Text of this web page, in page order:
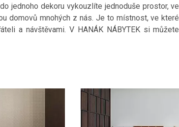
jednoho dekoru vykouzlíte jednoduše prostor, ve
domovů mnohých z nás. Je to místnost, ve které
a návštěvami. V HANÁK NÁBYTEK si můžete